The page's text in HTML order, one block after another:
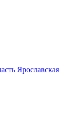
Ярославская